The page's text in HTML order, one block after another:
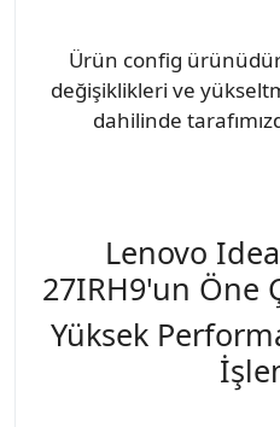
Ürün config
değişiklikleri ve
dahilinde
Lenovo
27IRH9'un Öne
Yüksek